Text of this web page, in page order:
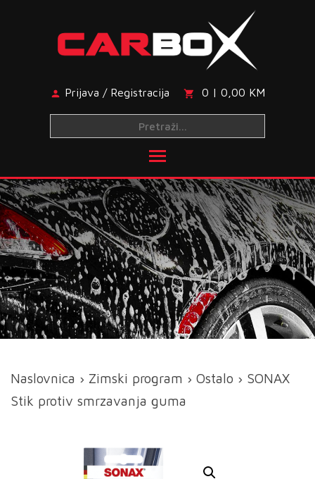
Prijava / Registracija 0 | 0,00 KM
Naslovnica › Zimski program › Ostalo › SONAX
Stik protiv smrzavanja guma